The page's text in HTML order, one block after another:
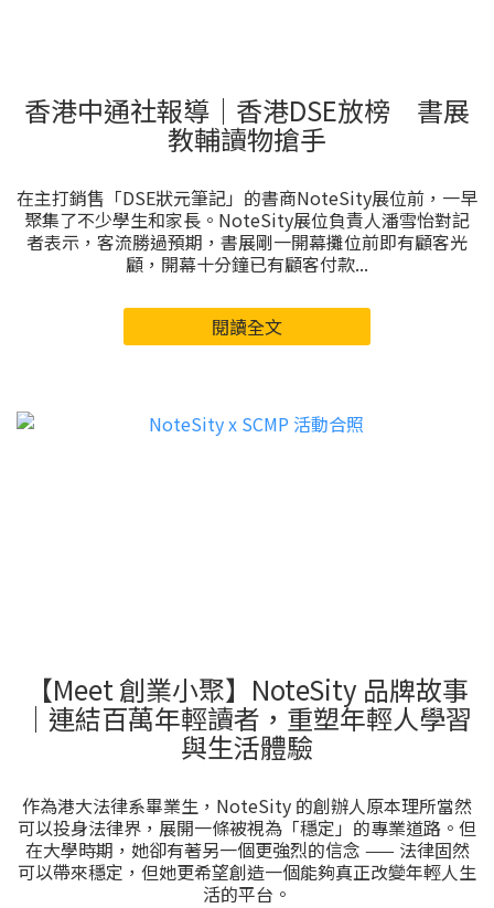
香港中通社報導｜香港DSE放榜 書展
教輔讀物搶手
在主打銷售「DSE狀元筆記」的書商NoteSity展位前，一早
聚集了不少學生和家長。NoteSity展位負責人潘雪怡對記
者表示，客流勝過預期，書展剛一開幕攤位前即有顧客光
顧，開幕十分鐘已有顧客付款...
閱讀全文
【Meet 創業小聚】NoteSity 品牌故事
｜連結百萬年輕讀者，重塑年輕人學習
與生活體驗
作為港大法律系畢業生，NoteSity 的創辦人原本理所當然
可以投身法律界，展開一條被視為「穩定」的專業道路。但
在大學時期，她卻有著另一個更強烈的信念 —— 法律固然
可以帶來穩定，但她更希望創造一個能夠真正改變年輕人生
活的平台。